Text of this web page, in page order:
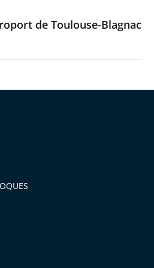
de Toulouse-Blagnac